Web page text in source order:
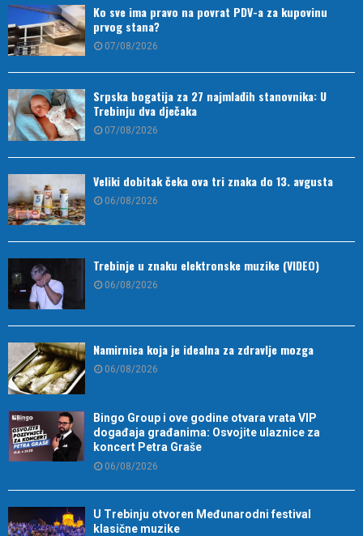
Ko sve ima pravo na povrat PDV-a za kupovinu
prvog stana?
07/08/2026
Srpska bogatija za 27 najmlađih stanovnika: U
Trebinju dva dječaka
07/08/2026
Veliki dobitak čeka ova tri znaka do 13. avgusta
06/08/2026
Trebinje u znaku elektronske muzike (VIDEO)
06/08/2026
Namirnica koja je idealna za zdravlje mozga
06/08/2026
Bingo Group i ove godine otvara vrata VIP
događaja građanima: Osvojite ulaznice za
koncert Petra Graše
06/08/2026
U Trebinju otvoren Međunarodni festival
klasične muzike